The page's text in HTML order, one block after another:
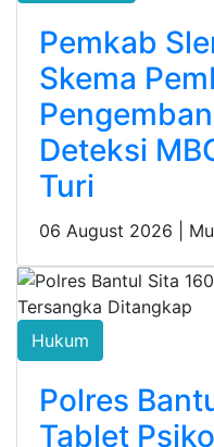
Pemkab
Skema
Deteksi
Turi
06 August 2026 |
Hukum
Polres
Tablet